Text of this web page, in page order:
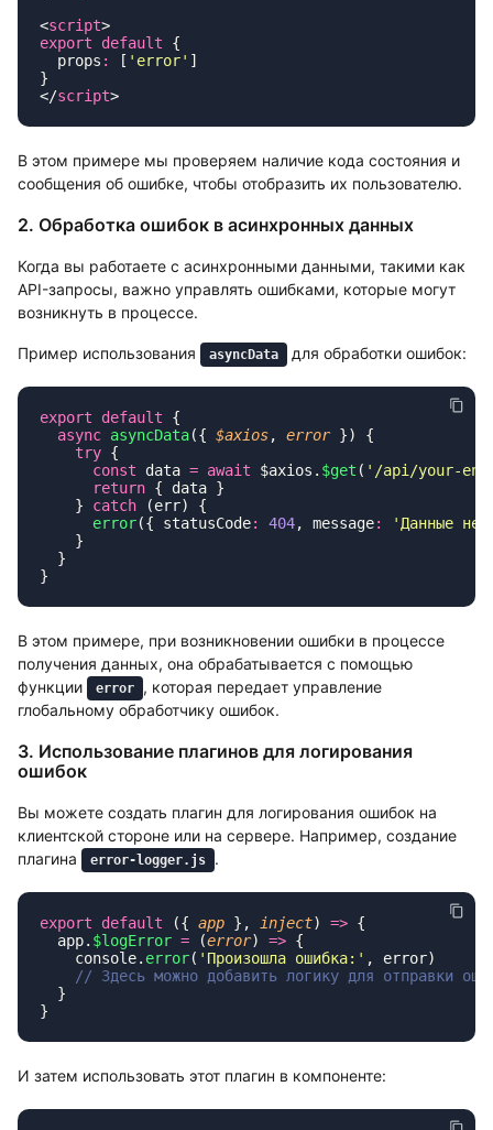
<script
export default
  props
: [ ' error'
</script
В этом примере мы проверяем наличие кода состояния и
сообщения об ошибке, чтобы отобразить их пользователю.
2. Обработка ошибок в асинхронных данных
Когда вы работаете с асинхронными данными, такими как
API-запросы, важно управлять ошибками, которые могут
возникнуть в процессе.
Пример использования asyncData для обработки ошибок:
export default
  async
asyncData({ $axios, error
    try
      const
data = await $axios. $get ( ' /api/your-
      return
    }
catch
      error
({ statusCode: 404, message: ' Данные не
В этом примере, при возникновении ошибки в процессе
получения данных, она обрабатывается с помощью
функции
error
, которая передает управление
глобальному обработчику ошибок.
3. Использование плагинов для логирования
ошибок
Вы можете создать плагин для логирования ошибок на
клиентской стороне или на сервере. Например, создание
плагина
error-logger.js .
export default ({ app }, inject) =>
  app.
$logError = (error) =>
    console.
error( ' Произошла ошибка: '
И затем использовать этот плагин в компоненте: